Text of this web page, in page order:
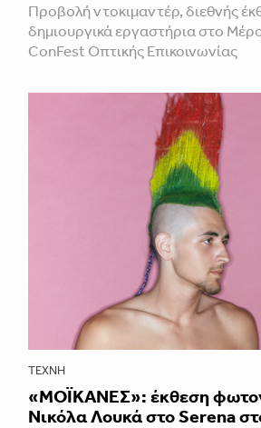
Προβολή ντοκιμαντέρ, διεθνής
δημιουργικά εργαστήρια στο
ConFest Οπτικής Επικοινωνίας
ΤΈΧΝΗ
«ΜΟΪΚΑΝΕΣ»: έκθεση
Νικόλα Λουκά στο Serena